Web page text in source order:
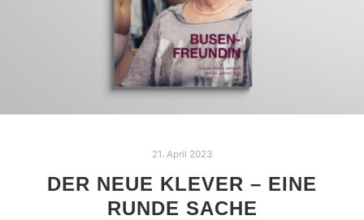
21. April 2023
DER NEUE KLEVER – EINE
RUNDE SACHE